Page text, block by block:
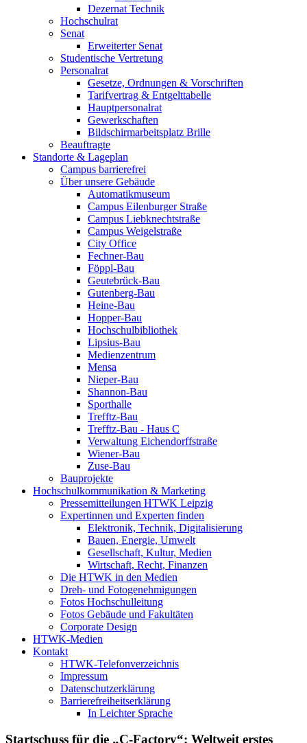
Dezernat Technik
Hochschulrat
Senat
Erweiterter Senat
Studentische Vertretung
Personalrat
Gesetze, Ordnungen & Vorschriften
Tarifvertrag & Entgelttabelle
Hauptpersonalrat
Gewerkschaften
Bildschirmarbeitsplatz Brille
Beauftragte
Standorte & Lageplan
Campus barrierefrei
Über unsere Gebäude
Automatikmuseum
Campus Eilenburger Straße
Campus Liebknechtstraße
Campus Weigelstraße
City Office
Fechner-Bau
Föppl-Bau
Geutebrück-Bau
Gutenberg-Bau
Heine-Bau
Hopper-Bau
Hochschulbibliothek
Lipsius-Bau
Medienzentrum
Mensa
Nieper-Bau
Shannon-Bau
Sporthalle
Trefftz-Bau
Trefftz-Bau - Haus C
Verwaltung Eichendorffstraße
Wiener-Bau
Zuse-Bau
Bauprojekte
Hochschulkommunikation & Marketing
Pressemitteilungen HTWK Leipzig
Expertinnen und Experten finden
Elektronik, Technik, Digitalisierung
Bauen, Energie, Umwelt
Gesellschaft, Kultur, Medien
Wirtschaft, Recht, Finanzen
Die HTWK in den Medien
Dreh- und Fotogenehmigungen
Fotos Hochschulleitung
Fotos Gebäude und Fakultäten
Corporate Design
HTWK-Medien
Kontakt
HTWK-Telefonverzeichnis
Impressum
Datenschutzerklärung
Barrierefreiheitserklärung
In Leichter Sprache
Startschuss für die „C-Factory“: Weltweit erstes